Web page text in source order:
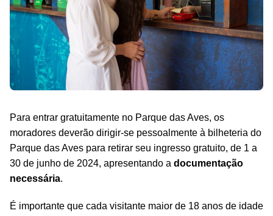
Para entrar gratuitamente no Parque das Aves, os
moradores deverão dirigir-se pessoalmente à bilheteria do
Parque das Aves para retirar seu ingresso gratuito, de 1 a
30 de junho de 2024, apresentando a documentação
necessária.
É importante que cada visitante maior de 18 anos de idade